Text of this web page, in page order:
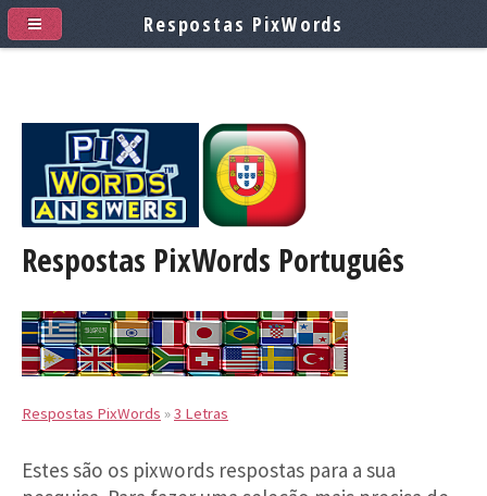
Respostas PixWords Português
Respostas PixWords »3 Letras
Estes são os pixwords respostas para a sua
Respostas PixWords